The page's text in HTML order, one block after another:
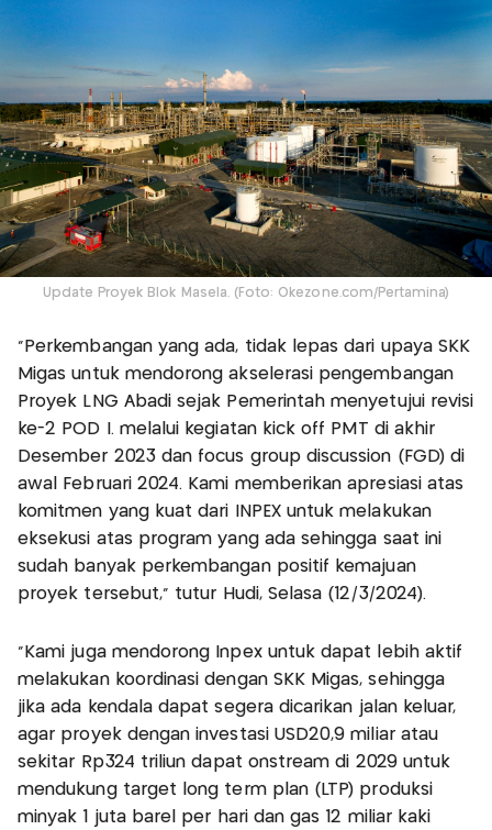
Update Proyek Blok Masela. (Foto: Okezone.com/Pertamina)
"Perkembangan yang ada, tidak lepas dari upaya SKK
Migas untuk mendorong akselerasi pengembangan
Proyek LNG Abadi sejak Pemerintah menyetujui revisi
ke-2 POD I. melalui kegiatan kick off PMT di akhir
Desember 2023 dan focus group discussion (FGD) di
awal Februari 2024. Kami memberikan apresiasi atas
komitmen yang kuat dari INPEX untuk melakukan
eksekusi atas program yang ada sehingga saat ini
sudah banyak perkembangan positif kemajuan
proyek tersebut," tutur Hudi, Selasa (12/3/2024).
"Kami juga mendorong Inpex untuk dapat lebih aktif
melakukan koordinasi dengan SKK Migas, sehingga
jika ada kendala dapat segera dicarikan jalan keluar,
agar proyek dengan investasi USD20,9 miliar atau
sekitar Rp324 triliun dapat onstream di 2029 untuk
mendukung target long term plan (LTP) produksi
minyak 1 juta barel per hari dan gas 12 miliar kaki